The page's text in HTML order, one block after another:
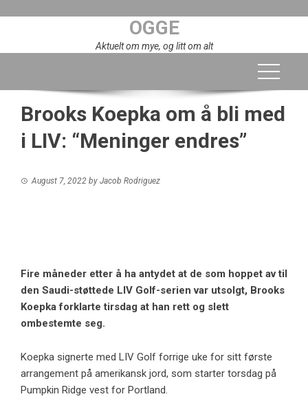
OGGE
Aktuelt om mye, og litt om alt
Brooks Koepka om å bli med
i LIV: “Meninger endres”
August 7, 2022 by Jacob Rodriguez
Fire måneder etter å ha antydet at de som hoppet av til
den Saudi-støttede LIV Golf-serien var utsolgt, Brooks
Koepkaforklarte tirsdag at han rett og slett
ombestemte seg.
Koepka signerte med LIV Golf forrige uke for sitt første
arrangement på amerikansk jord, som starter torsdag på
Pumpkin Ridge vest for Portland.